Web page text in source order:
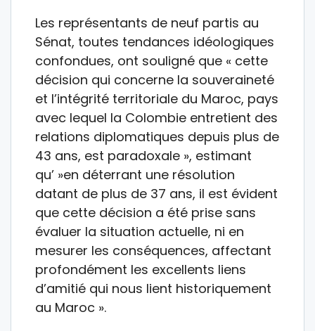
Les représentants de neuf partis au
Sénat, toutes tendances idéologiques
confondues, ont souligné que « cette
décision qui concerne la souveraineté
et l’intégrité territoriale du Maroc, pays
avec lequel la Colombie entretient des
relations diplomatiques depuis plus de
43 ans, est paradoxale », estimant
qu’ »en déterrant une résolution
datant de plus de 37 ans, il est évident
que cette décision a été prise sans
évaluer la situation actuelle, ni en
mesurer les conséquences, affectant
profondément les excellents liens
d’amitié qui nous lient historiquement
au Maroc ».